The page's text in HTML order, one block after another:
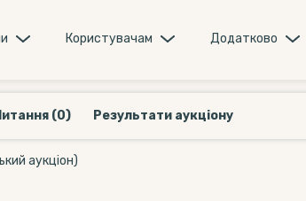
Користувачам Додатково
(0) Результати аукціону
аукціон)